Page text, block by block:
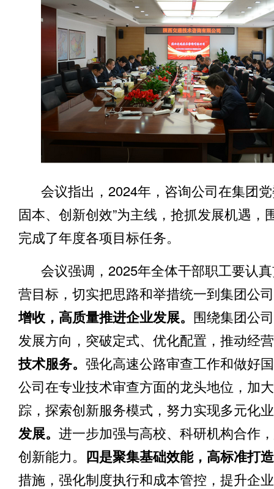
会议指出， 2024年，咨询公司在集团
固本、创新创效”为主线 ，抢抓发展机遇
完成了年度各项目标任务。
会议强调， 2025年全体干部职工要认
营目标，切实把思路和举措统一到集团公
增收，高质量推进企业发展。 围绕集团公
发展方向，突破定式、优化配置，推动经
技术服务。 强化高速公路审查工作和做好
公司在专业技术审查方面的龙头地位，加
踪，探索创新服务模式，努力实现多元化
发展。 进一步加强与高校、科研机构合作
创新能力。 四是聚集基础效能，高标准打
措施，强化制度执行和成本管控，提升企